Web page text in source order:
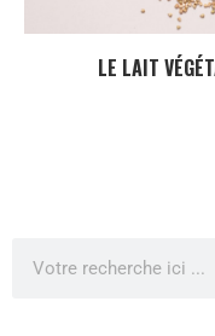
LE LAIT